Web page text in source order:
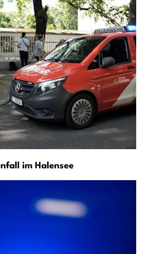
im Halensee